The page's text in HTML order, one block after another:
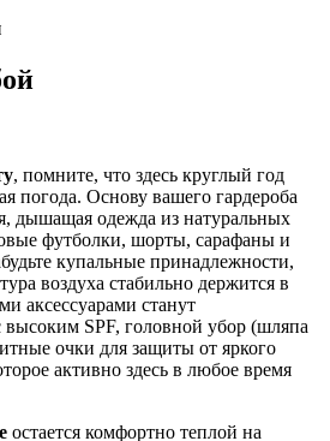
, помните, что здесь круглый год
погода. Основу вашего гардероба
дышащая одежда из натуральных
футболки, шорты, сарафаны и
купальные принадлежности,
воздуха стабильно держится в
аксессуарами станут
SPF, головной убор (шляпа
очки для защиты от яркого
активно здесь в любое время
остается комфортно теплой на